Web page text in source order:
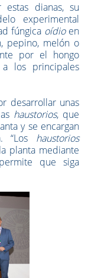
dianas, su
experimental
fúngica oídioen
pepino, melón o
por el hongo
los principales
desarrollar unas
haustorios, que
y se encargan
“Los haustorios
planta mediante
que siga